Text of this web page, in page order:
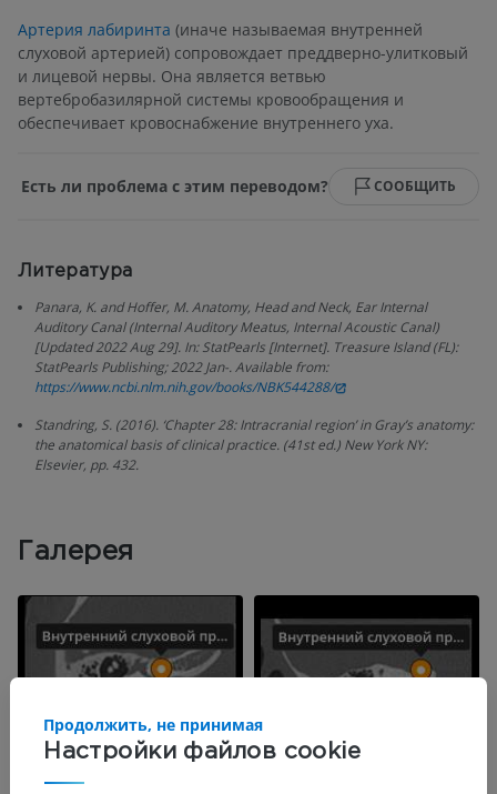
Артерия лабиринта (иначе называемая внутренней
слуховой артерией) сопровождает преддверно-улитковый
и лицевой нервы. Она является ветвью
вертебробазилярной системы кровообращения и
обеспечивает кровоснабжение внутреннего уха.
Есть ли проблема с этим переводом? СООБЩИТЬ
Литература
Panara, K. and Hoffer, M. Anatomy, Head and Neck, Ear Internal
Auditory Canal (Internal Auditory Meatus, Internal Acoustic Canal)
[Updated 2022 Aug 29]. In: StatPearls [Internet]. Treasure Island (FL):
StatPearls Publishing; 2022 Jan-. Available from:
https://www.ncbi.nlm.nih.gov/books/NBK544288/
Standring, S. (2016). ‘Chapter 28: Intracranial region’ in Gray’s anatomy:
the anatomical basis of clinical practice. (41st ed.) New York NY:
Elsevier, pp. 432.
Галерея
Настройки файлов cookie
Продолжить, не принимая